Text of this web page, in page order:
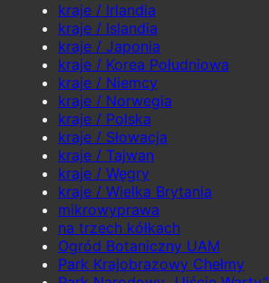
kraje / Irlandia
kraje / Islandia
kraje / Japonia
kraje / Korea Południowa
kraje / Niemcy
kraje / Norwegia
kraje / Polska
kraje / Słowacja
kraje / Tajwan
kraje / Węgry
kraje / Wielka Brytania
mikrowyprawa
na trzech kółkach
Ogród Botaniczny UAM
Park Krajobrazowy Chełmy